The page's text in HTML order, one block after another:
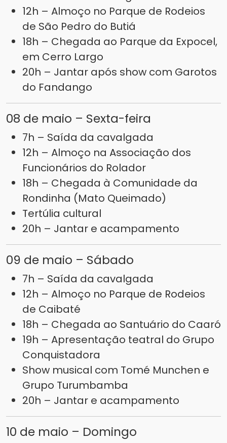
12h – Almoço no Parque de Rodeios
de São Pedro do Butiá
18h – Chegada ao Parque da Expocel,
em Cerro Largo
20h – Jantar após show com Garotos
do Fandango
08 de maio – Sexta-feira
7h – Saída da cavalgada
12h – Almoço na Associação dos
Funcionários do Rolador
18h – Chegada à Comunidade da
Rondinha (Mato Queimado)
Tertúlia cultural
20h – Jantar e acampamento
09 de maio – Sábado
7h – Saída da cavalgada
12h – Almoço no Parque de Rodeios
de Caibaté
18h – Chegada ao Santuário do Caaró
19h – Apresentação teatral do Grupo
Conquistadora
Show musical com Tomé Munchen e
Grupo Turumbamba
20h – Jantar e acampamento
10 de maio – Domingo